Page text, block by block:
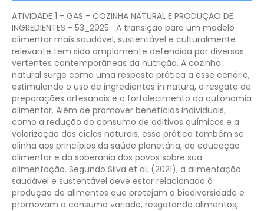
ATIVIDADE 1 - GAS - COZINHA NATURAL E PRODUÇÃO DE
INGREDIENTES - 53_2025
A transição para um modelo
alimentar mais saudável, sustentável e culturalmente
relevante tem sido amplamente defendida por diversas
vertentes contemporâneas da nutrição. A cozinha
natural surge como uma resposta prática a esse cenário,
estimulando o uso de ingredientes in natura, o resgate de
preparações artesanais e o fortalecimento da autonomia
alimentar. Além de promover benefícios individuais,
como a redução do consumo de aditivos químicos e a
valorização dos ciclos naturais, essa prática também se
alinha aos princípios da saúde planetária, da educação
alimentar e da soberania dos povos sobre sua
alimentação. Segundo Silva et al. (2021), a alimentação
saudável e sustentável deve estar relacionada à
produção de alimentos que protejam a biodiversidade e
promovam o consumo variado, resgatando alimentos,